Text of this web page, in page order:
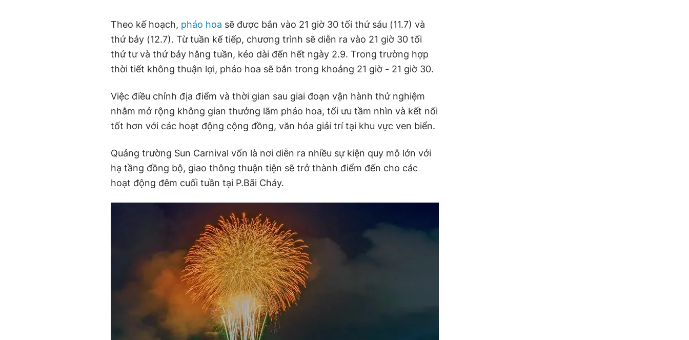
Theo kế hoạch, pháo hoa sẽ được bắn vào 21 giờ 30 tối thứ sáu (11.7) và
thứ bảy (12.7). Từ tuần kế tiếp, chương trình sẽ diễn ra vào 21 giờ 30 tối
thứ tư và thứ bảy hằng tuần, kéo dài đến hết ngày 2.9. Trong trường hợp
thời tiết không thuận lợi, pháo hoa sẽ bắn trong khoảng 21 giờ - 21 giờ 30.
Việc điều chỉnh địa điểm và thời gian sau giai đoạn vận hành thử nghiệm
nhằm mở rộng không gian thưởng lãm pháo hoa, tối ưu tầm nhìn và kết nối
tốt hơn với các hoạt động cộng đồng, văn hóa giải trí tại khu vực ven biển.
Quảng trường Sun Carnival vốn là nơi diễn ra nhiều sự kiện quy mô lớn với
hạ tầng đồng bộ, giao thông thuận tiện sẽ trở thành điểm đến cho các
hoạt động đêm cuối tuần tại P.Bãi Cháy.